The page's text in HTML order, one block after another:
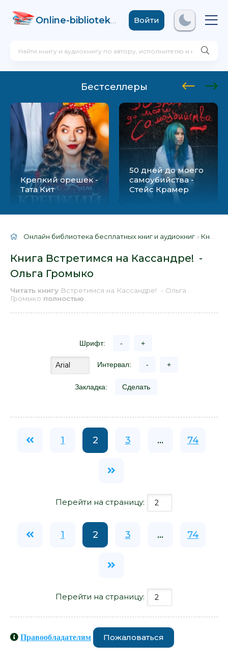
Online-biblioteka .comВойти
Бестселлеры
Крепкий орешек -
Тата Кит
50 дней до моего
самоубийства -
Стейс Крамер
Онлайн библиотека бесплатных книг и аудиокниг » Книги
Книга Встретимся на Кассандре! -
Ольга Громыко
Читать книгу Встретимся на Кассандре! - Ольга
Громыко полностью
Шрифт: - +
Интервал: - +
Закладка: Сделать
1 2 3 ... 74
Перейти на страницу:
1 2 3 ... 74
Перейти на страницу:
Правообладателям Пожаловаться